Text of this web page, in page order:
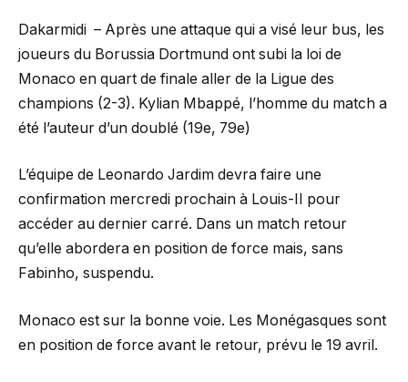
Dakarmidi – Après une attaque qui a visé leur bus, les
joueurs du Borussia Dortmund ont subi la loi de
Monaco en quart de finale aller de la Ligue des
champions (2-3). Kylian Mbappé, l’homme du match a
été l’auteur d’un doublé (19e, 79e)
L’équipe de Leonardo Jardim devra faire une
confirmation mercredi prochain à Louis-II pour
accéder au dernier carré. Dans un match retour
qu’elle abordera en position de force mais, sans
Fabinho, suspendu.
Monaco est sur la bonne voie. Les Monégasques sont
en position de force avant le retour, prévu le 19 avril.